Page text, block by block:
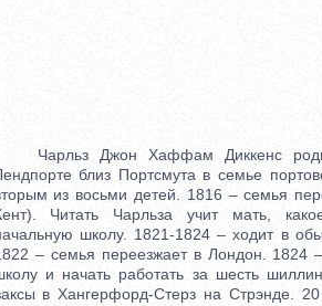
Чарльз Джон Хаффам Диккенс родился 7 февраля 1812г. в Лендпорте близ Портсмута в семье портового чиновника. Чарльз был вторым из восьми детей. 1816 – семья переезжает в Чатэм (графство Кент). Читать Чарльза учит мать, какое-то время он посещает начальную школу. 1821-1824 – ходит в обычную школу. Много читает. 1822 – семья переезжает в Лондон. 1824 – Чарльз вынужден бросить школу и начать работать за шесть шиллингов в неделю на фабрике ваксы в Хангерфорд-Стерз на Стрэнде. 20 февраля 1824 – его отец арестован за долги и заключен в тюрьму Маршалси. Получив небольшое наследство, он рассчитывается с долгами и 28 мая того же года освобождается. Около двух лет Чарльз посещает частную школу под названием Академия Веллингтон-Хаус. Работая младшим клерком в одной из адвокатских контор, Чарльз изучает стенографию, готовя себя к деятельности газетного репортера. 1828 – он становится независимым репортером суда Докторс-Коммонз. 1830 – к своему восемнадцатилетию Диккенс получает читательский билет в Британский музей и принимается усердно пополнять своё образование. 1832 – становится репортёром «Парламентского зеркала» (The Mirror of Parliament) и «Тру сан» (The True Sun). В «Мансли мэгэзин» (The Monthly Magazine) появляется беллетристический очерк о жизни и характерных типах Лондона. Четыре следующих выходят в течение января-августа 1833г., причём последний подписан псевдонимом Боз, прозвищем младшего брата Диккенса, Мозеса. 1833 – Диккенс становится постоянным репортёром «Морнинг кроникл» (The Morning Chronicle), газеты, публиковавшей репортажи о значительных событиях во всей Англии. 1835 – Дж.Хогарт, издатель «Ивнинг кроникл» (The Evening Chronicle), просит Диккенса написать ряд очерков о городской жизни. Литературные связи Хогарта – его тесть Дж.Томсон был другом Р.Бёрнса, а сам он – другом В.Скотта и его советчиком в юридических вопросах – производят глубокое впечатление на начинающего писателя. В этом же году Диккенс обручается с дочерью Хогарта Кэтрин и вскоре женится на ней. 7 февраля 1836 – к двадцати четырехлетию Диккенса все его очерки, в т.ч. несколько не публиковавшихся ранее произведений, выходят отдельным изданием под названием «Очерки Боза» (Sketches by Boz). В них затронуты почти все дальнейшие диккенсовские мотивы: улицы Лондона, суды и адвокаты, тюрьмы, Рождество, парламент, политики, снобы, сочувствие бедным и угнетённым. За этой публикацией следует предложение издателей Чапмана и Холла написать повесть в двадцати выпусках к комическим гравюрам известного карикатуриста Р.Сеймура. Диккенс возражает, говоря, что «Записки Нимрода», темой которых служат приключения незадачливых лондонских спортсменов, уже всем надоели; вместо них он предлагает написать о клубе чудаков и настаивает на том, что не он будет комментировать иллюстрации Сеймура, а тот сделает гравюры к его текстам. Издатели соглашаются, и 2 апреля 1836г. выходит первый выпуск «Пиквикского клуба». Вначале отклики прохладны да и продажа не сулит больших надежд. Ещё до появления второго выпуска покончил жизнь самоубийством Сеймур, и вся затея оказывается под угрозой. Диккенс сам находит молодого художника Х.Н.Брауна, который стал известен под псевдонимом Физ. Число читателей постепенно растёт; к концу издания «Посмертных записок Пиквикского клуба» (выходившего с марта 1836 по ноябрь 1837) каждый выпуск расходится в количестве сорока тысяч экземпляров. «Посмертные записки Пиквикского клуба» (The Posthumous Papers of the Pickwick Club) представляют собою запутанную комическую эпопею. В её центре – ставшая всемирно известной фигура благодушного чудака м-ра Пиквика, комического мыслителя и неудачного, но трогательного благодетеля человечества, а вокруг него группируются в качестве членов организованного им «клуба»: влюбчивый толстяк Тампен, горе-спортсмен Уинкль, несостоятельный поэт Снодграсс; к ним присоединяется в качестве слуги м-ра Пиквика Сэм Уэллер, шутник и балагур, простонародный философ и шут. Свободно сменяющие друг друга эпизоды позволяют Диккенсу представить ряд сцен из жизни Англии и использовать все разновидности юмора – от грубого фарса до высокой комедии, обильно приправленной сатирой. 1837 – Диккенс отказывается от работы в «Кроникл» и принимает предложение Р.Бентли возглавить новый ежемесячник – «Альманах Бентли», первый номер которого выходит в январе. В февральском номере появляются первые главы «Оливера Твиста» (Oliver Twist; завершен в марте 1839), начатого писателем, когда «Пиквик» был написан лишь наполовину. В романе показана история взросление сироты и его путь от работного дома через преступные трущобы Лондона к счастливой развязке. С ростом благосостояния и литературной известности укрепляется и положение Диккенса в обществе. В 1837 он принят взбирается члены клуба «Гаррик», в июне 1838 избран членом знаменитого клуба «Атенеум». 1838-1839 – еще не закончив «Оливера», Диккенс принимается за роман «Жизнь и приключения Николаса Никльби» (Life and Adventures of Nicholas Nickleby), очередной серии в двадцати выпусках для Чапмана и Холла. В этот период он пишет также либретто комической оперы, два фарса и издаёт книгу о жизни знаменитого клоуна Гримальди. 1839 – из-за возникающих время от времени трений с Бентли Диккенс отказывается от работы в «Альманахе». 1840 – при содействии Чапмана и Холла Диккенс начинает издавать трёхпенсовый еженедельник «Часы Мистера Хамфри». 1840-1841 – в еженедельнике «Часы Мистера Хамфри» печатается роман «Лавка древностей» (The Old Curiosity Shop). 1841 – в «Часах Мистера Хамфри» публикуется исторический роман «Бэрнаби Рэдж». Затем, измученный обилием работы, Диккенс прекращает выпуск еженедельника. 1842 – супруги Диккенс отправляются в Бостон, где их встречает многолюдная восторженная встреча. Писатель путешествует по Новой Англии, посещает Нью-Йорк, Филадельфию, Вашингтон и дальше – вплоть до Сент-Луиса. Но путешествие омрачено растущим негодованием Диккенса по поводу американского литературного пиратства и невозможности бороться с ним и – на Юге – открыто враждебной